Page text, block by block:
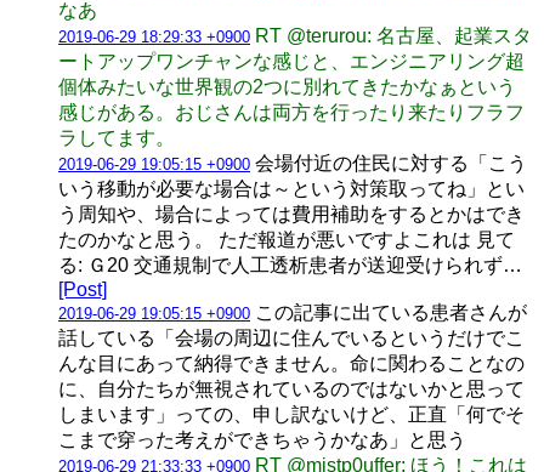
なあ
2019-06-29 18:29:33 +0900 RT @terurou: 名古屋、起業スタ
ートアップワンチャンな感じと、エンジニアリング超
個体みたいな世界観の2つに別れてきたかなぁという
感じがある。おじさんは両方を行ったり来たりフラフ
ラしてます。
2019-06-29 19:05:15 +0900 会場付近の住民に対する「こう
いう移動が必要な場合は～という対策取ってね」とい
う周知や、場合によっては費用補助をするとかはでき
たのかなと思う。 ただ報道が悪いですよこれは 見て
る: Ｇ20 交通規制で人工透析患者が送迎受けられず…
[Post]
2019-06-29 19:05:15 +0900 この記事に出ている患者さんが
話している「会場の周辺に住んでいるというだけでこ
んな目にあって納得できません。命に関わることなの
に、自分たちが無視されているのではないかと思って
しまいます」っての、申し訳ないけど、正直「何でそ
こまで穿った考えができちゃうかなあ」と思う
2019-06-29 21:33:33 +0900 RT @mistp0uffer: ほう！これは